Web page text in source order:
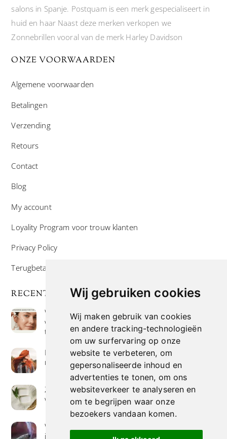
Wij gebruiken cookies
Wij maken gebruik van cookies
en andere tracking-technologieën
om uw surfervaring op onze
website te verbeteren, om
gepersonaliseerde inhoud en
advertenties te tonen, om ons
websiteverkeer te analyseren en
om te begrijpen waar onze
bezoekers vandaan komen.
salons in Spanje. Postquam is een merk gespecialiseert in
huid en haar Naast deze merken verkopen we
Zonnebrillen vooral van de merk Harley Davidson
ONZE VOORWAARDEN
Algemene voorwaarden
Betalingen
Verzending
Retours
Contact
Blog
My account
Loyality Program voor trouw klanten
Privacy Policy
Terugbetaal- en retourneringsbeleid
RECENTE POSTS
Wat is niacinamide? Voordelen, toepassingen en
waarom het overal in huidverzorgingsproducten
te vinden is
Hoe verf je haar op de meest natuurlijke manier
met henna kleuring
Zeep met een hoog vetgehalte: mythe of
werkelijkheid?
Wierook betekenis geven : geurende avonturen
in je huis